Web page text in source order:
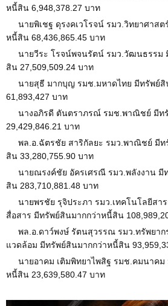
หนี้สิน 6,948,378.27 บาท
นายพิเชฐ ดุรงคเวโรจน์ รมว.วิทยาศาส
หนี้สิน 68,436,865.45 บาท
นายวีระ โรจน์พจนรัตน์ รมว.วัฒนธรรม
สิน 27,509,509.24 บาท
นายสุธี มากบุญ รมช.มหาดไทย มีทรัพย์
61,893,427 บาท
นางอภิรดี ตันตราภรณ์ รมช.พาณิชย์ มีท
29,429,846.21 บาท
พล.อ.ฉัตรชัย สาริกัลยะ รมว.พาณิชย์ มี
สิน 33,280,755.90 บาท
นายณรงค์ชัย อัครเศรณี รมว.พลังงาน มี
สิน 283,710,881.48 บาท
นายพรชัย รุจิประภา รมว.เทคโนโลยีสา
สื่อสาร มีทรัพย์สินมากกว่าหนี้สิน
พล.อ.ดาว์พงษ์ รัตนสุวรรณ รมว.ทรัพยา
แวดล้อม มีทรัพย์สินมากกว่าหนี้สิน
นายอาคม เติมพิทยาไพสิฐ รมช.คมนาคม
หนี้สิน 23,639,580.47 บาท